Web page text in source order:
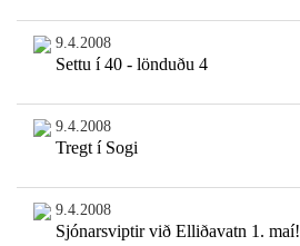
9.4.2008
Settu í 40 - lönduðu 4
9.4.2008
Tregt í Sogi
9.4.2008
Sjónarsviptir við Elliðavatn 1. maí!